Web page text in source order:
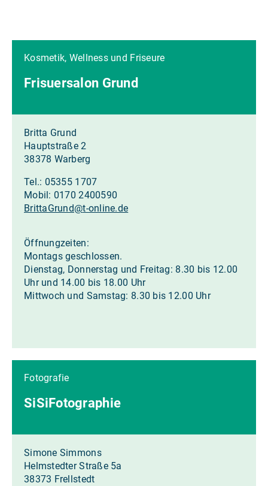
Kosmetik, Wellness und Friseure
Frisuersalon Grund
Britta Grund
Hauptstraße 2
38378 Warberg
Tel.: 05355 1707
Mobil: 0170 2400590
BrittaGrund@t-online.de
Öffnungzeiten:
Montags geschlossen.
Dienstag, Donnerstag und Freitag: 8.30 bis 12.00
Uhr und 14.00 bis 18.00 Uhr
Mittwoch und Samstag: 8.30 bis 12.00 Uhr
Fotografie
SiSiFotographie
Simone Simmons
Helmstedter Straße 5a
38373 Frellstedt